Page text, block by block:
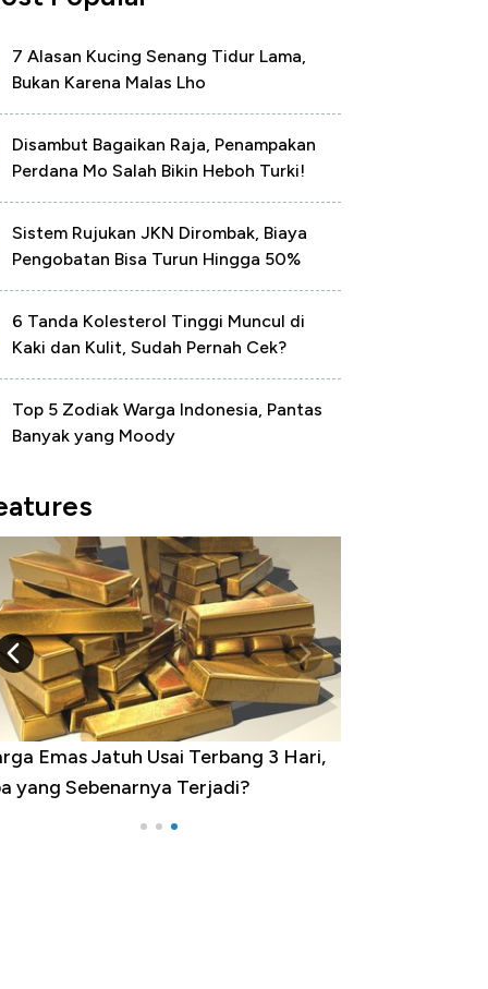
7 Alasan Kucing Senang Tidur Lama,
Bukan Karena Malas Lho
Disambut Bagaikan Raja, Penampakan
Perdana Mo Salah Bikin Heboh Turki!
Sistem Rujukan JKN Dirombak, Biaya
Pengobatan Bisa Turun Hingga 50%
6 Tanda Kolesterol Tinggi Muncul di
Kaki dan Kulit, Sudah Pernah Cek?
Top 5 Zodiak Warga Indonesia, Pantas
Banyak yang Moody
Emas Jatuh Usai Terbang 3 Hari,
yang Sebenarnya Terjadi?